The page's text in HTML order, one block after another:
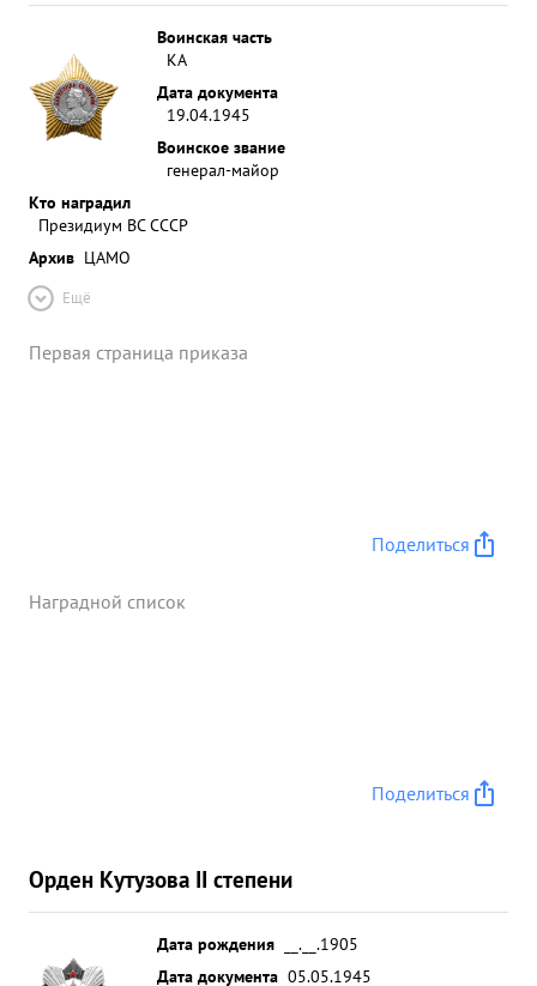
Воинская часть
КА
Дата документа
19.04.1945
Воинское звание
генерал-майор
Кто наградил
Президиум ВС СССР
Архив ЦАМО
Ещё
Первая страница приказа
Поделиться
Наградной список
Поделиться
Орден Кутузова II степени
Дата рождения
__.__.1905
Дата документа 05.05.1945